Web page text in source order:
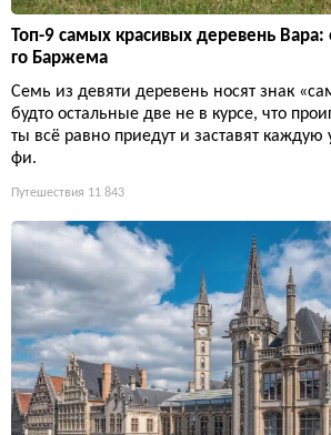
Топ-9 самых красивых деревень
го Баржема
Семь из девяти деревень носят знак
будто остальные две не в курсе, что
ты всё равно приедут и заставят каждую
фи.
Путешествия 11 843